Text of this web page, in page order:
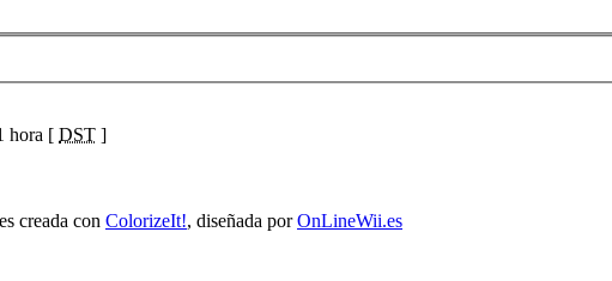
hora [ DST ]
creada con ColorizeIt!, diseñada porOnLineWii.es